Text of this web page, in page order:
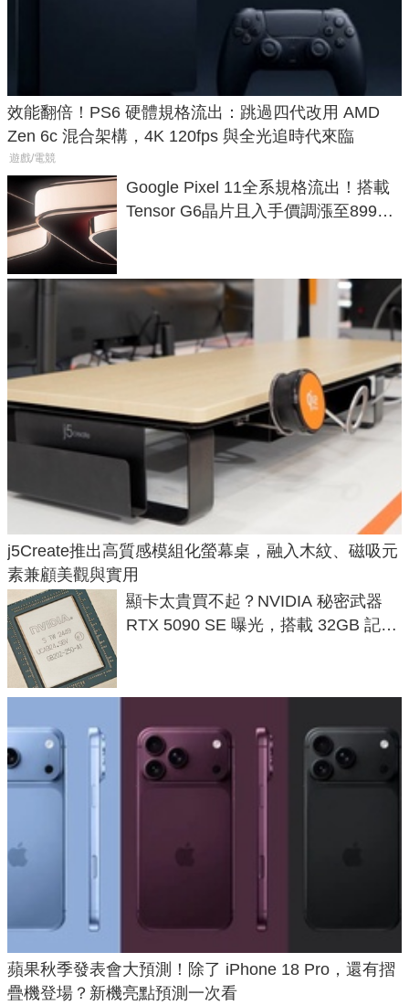
效能翻倍！PS6 硬體規格流出：跳過四代改用 AMD
Zen 6c 混合架構，4K 120fps 與全光追時代來臨
遊戲/電競
Google Pixel 11全系規格流出！搭載
Tensor G6晶片且入手價調漲至899美
j5Create推出高質感模組化螢幕桌，融入木紋、磁吸元
素兼顧美觀與實用
顯卡太貴買不起？NVIDIA 秘密武器
RTX 5090 SE 曝光，搭載 32GB 記憶
蘋果秋季發表會大預測！除了 iPhone 18 Pro，還有摺
疊機登場？新機亮點預測一次看